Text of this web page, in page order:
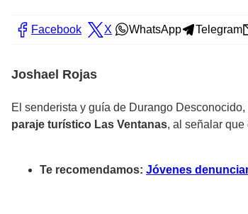
Facebook X WhatsApp Telegram
Joshael Rojas
El senderista y guía de Durango Desconocido,
paraje turístico Las Ventanas, al señalar
Te recomendamos: Jóvenes